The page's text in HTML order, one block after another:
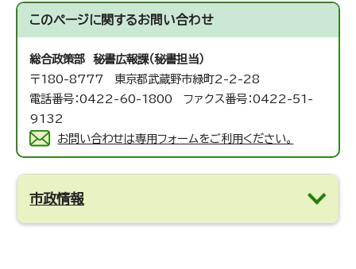
このページに関するお問い合わせ
総合政策部 秘書広報課（秘書担当）
〒180-8777 東京都武蔵野市緑町2-2-28
電話番号：0422-60-1800 ファクス番号：0422-51-
9132
お問い合わせは専用フォームをご利用ください。
市政情報